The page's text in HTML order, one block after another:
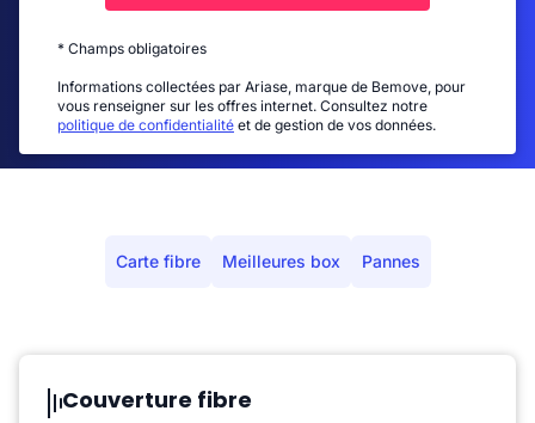
* Champs obligatoires
Informations collectées par Ariase, marque de Bemove, pour
vous renseigner sur les offres internet. Consultez notre
politique de confidentialité et de gestion de vos données.
Carte fibre Meilleures box Pannes
Couverture fibre